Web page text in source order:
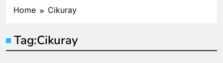
Home Cikuray
Tag:Cikuray